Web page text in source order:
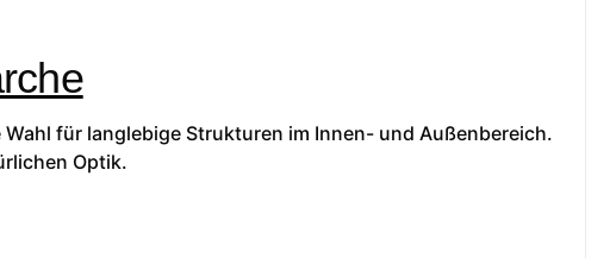
für langlebige Strukturen im Innen- und Außenbereich.
Optik.